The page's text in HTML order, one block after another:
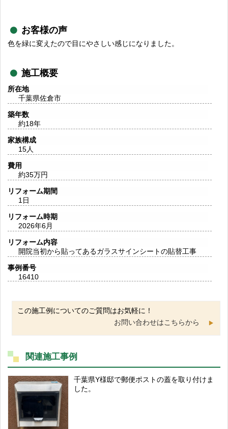
お客様の声
色を緑に変えたので目にやさしい感じになりました。
施工概要
所在地
千葉県佐倉市
築年数
約18年
家族構成
15人
費用
約35万円
リフォーム期間
1日
リフォーム時期
2026年6月
リフォーム内容
開院当初から貼ってあるガラスサインシートの貼替工事
事例番号
16410
この施工例についてのご質問はお気軽に！
お問い合わせはこちらから
関連施工事例
千葉県Y様邸で郵便ポストの蓋を取り付けま
した。